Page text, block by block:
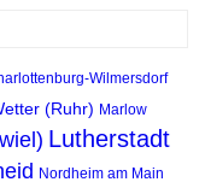
Wilmersdorf
(Ruhr) Marlow
Lutherstadt
Nordheim am Main